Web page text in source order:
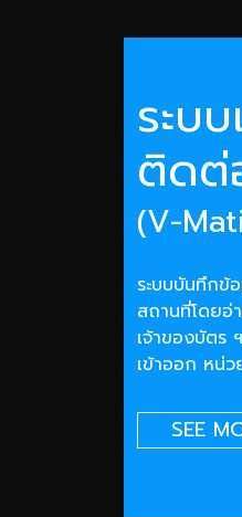
ระบ
ติดต่
(V-
ระบบบันทึกข้
สถานที่โดยอ่
เจ้าของบัตร
เข้าออก หน่ว
SEE